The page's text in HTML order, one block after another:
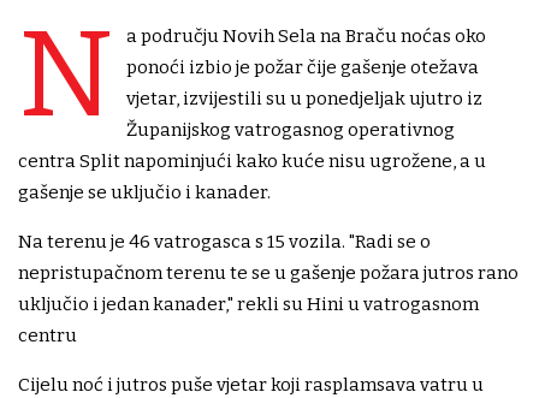
N
a području Novih Sela na Braču noćas oko
ponoći izbio je požar čije gašenje otežava
vjetar, izvijestili su u ponedjeljak ujutro iz
Županijskog vatrogasnog operativnog
centra Split napominjući kako kuće nisu ugrožene, a u
gašenje se uključio i kanader.
Na terenu je 46 vatrogasca s 15 vozila. "Radi se o
nepristupačnom terenu te se u gašenje požara jutros rano
uključio i jedan kanader," rekli su Hini u vatrogasnom
centru
Cijelu noć i jutros puše vjetar koji rasplamsava vatru u